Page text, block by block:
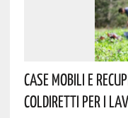
Case Mobili E
Coldiretti Per I